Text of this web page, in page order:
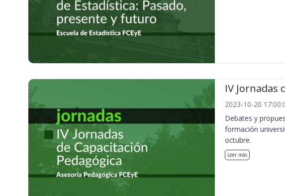
IV Jornadas
2023-10-20
Debates y
formación
octubre.
Leer más